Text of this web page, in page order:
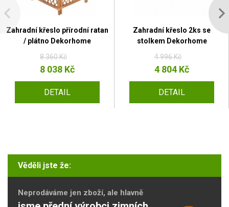
Zahradní křeslo přírodní ratan
/ plátno Dekorhome
8 360 Kč
8 038 Kč
DETAIL
Zahradní křeslo 2ks se
stolkem Dekorhome
4 996 Kč
4 804 Kč
DETAIL
Věděli jste že:
Neprodáváme jen zboží, ale hlavně